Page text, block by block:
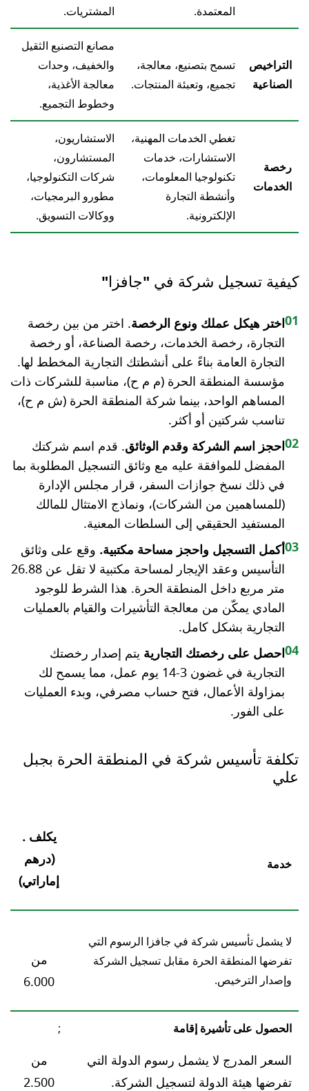
المعتمدة.
المشتريات.
التراخيص
الصناعية
تسمح بتصنيع، معالجة،
تجميع، وتعبئة المنتجات.
مصانع التصنيع الثقيل
والخفيف، وحدات
معالجة الأغذية،
وخطوط التجميع.
رخصة
الخدمات
تغطي الخدمات المهنية،
الاستشارات، خدمات
تكنولوجيا المعلومات،
وأنشطة التجارة
الإلكترونية.
الاستشاريون،
المستشارون،
شركات التكنولوجيا،
مطورو البرمجيات،
ووكالات التسويق.
كيفية تسجيل شركة في "جافزا"
01اختر هيكل عملك ونوع الرخصة. اختر من بين رخصة
التجارة، رخصة الخدمات، رخصة الصناعة، أو رخصة
التجارة العامة بناءً على أنشطتك التجارية المخطط لها.
مؤسسة المنطقة الحرة (م م ح)، مناسبة للشركات ذات
المساهم الواحد، بينما شركة المنطقة الحرة (ش م ح)،
تناسب شركتين أو أكثر.
02احجز اسم الشركة وقدم الوثائق. قدم اسم شركتك
المفضل للموافقة عليه مع وثائق التسجيل المطلوبة بما
في ذلك نسخ جوازات السفر، قرار مجلس الإدارة
(للمساهمين من الشركات)، ونماذج الامتثال للمالك
المستفيد الحقيقي إلى السلطات المعنية.
03أكمل التسجيل واحجز مساحة مكتبية. وقع على وثائق
التأسيس وعقد الإيجار لمساحة مكتبية لا تقل عن 26.88
متر مربع داخل المنطقة الحرة. هذا الشرط للوجود
المادي يمكّن من معالجة التأشيرات والقيام بالعمليات
التجارية بشكل كامل.
04احصل على رخصتك التجارية يتم إصدار رخصتك
التجارية في غضون 3-14 يوم عمل، مما يسمح لك
بمزاولة الأعمال، فتح حساب مصرفي، وبدء العمليات
على الفور.
تكلفة تأسيس شركة في المنطقة الحرة بجبل
علي
خدمة
يكلف.
(درهم
إماراتي)
لا يشمل تأسيس شركة في جافزا الرسوم التي
تفرضها المنطقة الحرة مقابل تسجيل الشركة
وإصدار الترخيص.
من
6.000
الحصول على تأشيرة إقامة
السعر المدرج لا يشمل رسوم الدولة التي
تفرضها هيئة الدولة لتسجيل الشركة.
;
من
2.500